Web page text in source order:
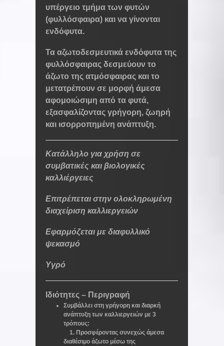
υπέργειο τμήμα των φυτών
(φυλλόσφαιρα) και να γίνονται
ενδόφυτα.
Τα αζωτοδεσμευτικά ενδόφυτα της
φυλλόσφαιρας δεσμεύουν το
άζωτο της ατμόσφαιρας και το
μετατρέπουν σε μορφή άμεσα
αφομοιώσιμη από τα φυτά,
εξασφαλίζοντας γρήγορη, ζωηρή
και ισορροπημένη ανάπτυξη.
Κατάλληλο για χρήση σε
συμβατικές και βιολογικές
καλλιέργειες
Επιτρέπεται στην ολοκληρωμένη
διαχείριση καλλιεργειών
Εφαρμόζεται με διαφυλλικό
ψεκασμό
Υγρό
Ιδιότητες – Περιγραφή
Συμβάλλει στη γρήγορη και διαρκή
ανάπτυξη των καλλιεργειών με 3
τρόπους:
1. Προσφέροντας συνεχώς άμεσα
διαθέσιμο άζωτο μέσω της